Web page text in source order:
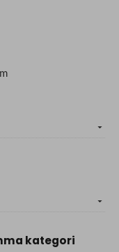
kategori